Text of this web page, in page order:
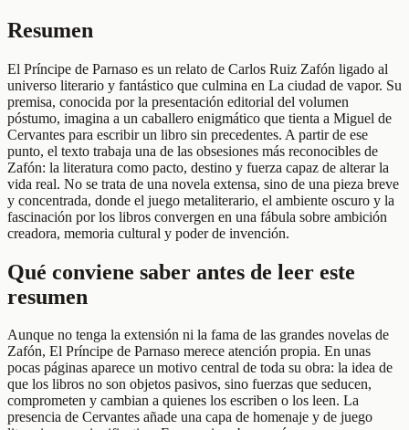
Resumen
El Príncipe de Parnaso es un relato de Carlos Ruiz Zafón ligado al
universo literario y fantástico que culmina en La ciudad de vapor. Su
premisa, conocida por la presentación editorial del volumen
póstumo, imagina a un caballero enigmático que tienta a Miguel de
Cervantes para escribir un libro sin precedentes. A partir de ese
punto, el texto trabaja una de las obsesiones más reconocibles de
Zafón: la literatura como pacto, destino y fuerza capaz de alterar la
vida real. No se trata de una novela extensa, sino de una pieza breve
y concentrada, donde el juego metaliterario, el ambiente oscuro y la
fascinación por los libros convergen en una fábula sobre ambición
creadora, memoria cultural y poder de invención.
Qué conviene saber antes de leer este
resumen
Aunque no tenga la extensión ni la fama de las grandes novelas de
Zafón, El Príncipe de Parnaso merece atención propia. En unas
pocas páginas aparece un motivo central de toda su obra: la idea de
que los libros no son objetos pasivos, sino fuerzas que seducen,
comprometen y cambian a quienes los escriben o los leen. La
presencia de Cervantes añade una capa de homenaje y de juego